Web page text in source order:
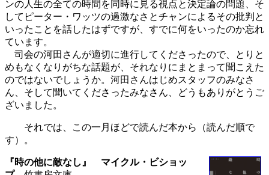
ンの人生の全ての時間を同時に見る視点と決定論の問題、そ
してピーター・ワッツの過激なさとチャンによるその批判と
いったことを話したはずですが、すでに何をいったのか忘れ
ています。
司会の河田さんが適切に進行してくださったので、とりと
めもなくなりがちな話題が、それなりにまとまって聞こえた
のではないでしょうか。河田さんはじめスタッフのみなさ
ん、そして聞いてくださったみなさん、どうもありがとうご
ざいました。
それでは、この一月ほどで読んだ本から（読んだ順で
す）。
『時の他に敵なし』 マイクル・ビショッ